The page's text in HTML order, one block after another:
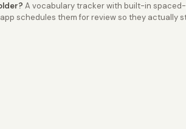
A vocabulary tracker with built-in
schedules them for review so they actually